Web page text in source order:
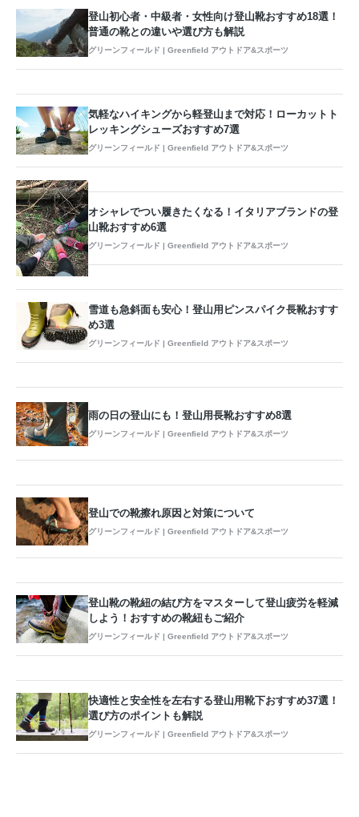
登山初心者・中級者・女性向け登山靴おすすめ18選！
普通の靴との違いや選び方も解説
グリーンフィールド | Greenfield アウトドア&スポーツ
気軽なハイキングから軽登山まで対応！ローカットト
レッキングシューズおすすめ7選
グリーンフィールド | Greenfield アウトドア&スポーツ
オシャレでつい履きたくなる！イタリアブランドの登
山靴おすすめ6選
グリーンフィールド | Greenfield アウトドア&スポーツ
雪道も急斜面も安心！登山用ピンスパイク長靴おすす
め3選
グリーンフィールド | Greenfield アウトドア&スポーツ
雨の日の登山にも！登山用長靴おすすめ8選
グリーンフィールド | Greenfield アウトドア&スポーツ
登山での靴擦れ原因と対策について
グリーンフィールド | Greenfield アウトドア&スポーツ
登山靴の靴紐の結び方をマスターして登山疲労を軽減
しよう！おすすめの靴紐もご紹介
グリーンフィールド | Greenfield アウトドア&スポーツ
快適性と安全性を左右する登山用靴下おすすめ37選！
選び方のポイントも解説
グリーンフィールド | Greenfield アウトドア&スポーツ